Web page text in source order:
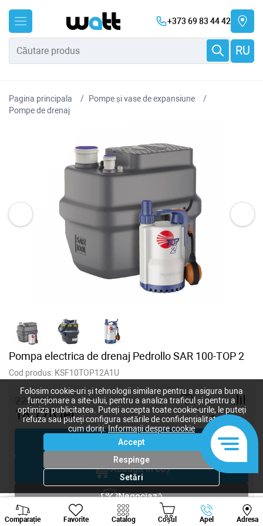
+373 69 83 44 42
RU
Pagina principala
Pompe și vase de expansiune
Pompe de drenaj
Pompa electrica de drenaj Pedrollo SAR 100-TOP 2
Cod produs: KSF10TOP12A1U
22 614lei
18 778lei - +
Cumpără acum
Adaugă în coș
Negociază
Solicitare inginer
Comparație Favorite Catalog Coșul Apel Adresa
Viber Whatsapp
Folosim cookie-uri și tehnologii similare pentru a asigura buna
funcționare a site-ului, pentru a analiza traficul și pentru a
optimiza publicitatea. Puteți accepta toate cookie-urile, le puteți
refuza sau puteți configura setările de confidențialitate după
cum doriți.Informații despre cookie
Accept
Respinge
Setări